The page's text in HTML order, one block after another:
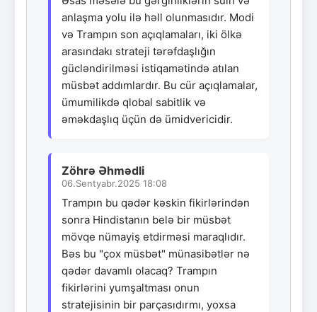
anlaşma yolu ilə həll olunmasıdır. Modi
və Trampın son açıqlamaları, iki ölkə
arasındakı strateji tərəfdaşlığın
gücləndirilməsi istiqamətində atılan
müsbət addımlardır. Bu cür açıqlamalar,
ümumilikdə qlobal sabitlik və
əməkdaşlıq üçün də ümidvericidir.
Zöhrə Əhmədli
06.Sentyabr.2025 18:08
Trampın bu qədər kəskin fikirlərindən
sonra Hindistanın belə bir müsbət
mövqe nümayiş etdirməsi maraqlıdır.
Bəs bu "çox müsbət" münasibətlər nə
qədər davamlı olacaq? Trampın
fikirlərini yumşaltması onun
stratejisinin bir parçasıdırmı, yoxsa